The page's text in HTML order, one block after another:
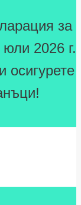
за
юли 2026 г.
осигурете